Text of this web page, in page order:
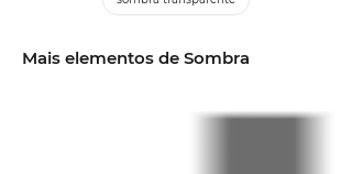
Mais elementos de Sombra